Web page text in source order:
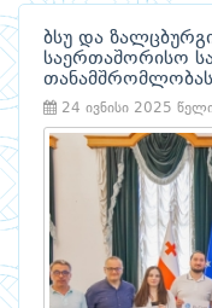
ბსუ და
საერთაშორისო
24 ივნისი 2025